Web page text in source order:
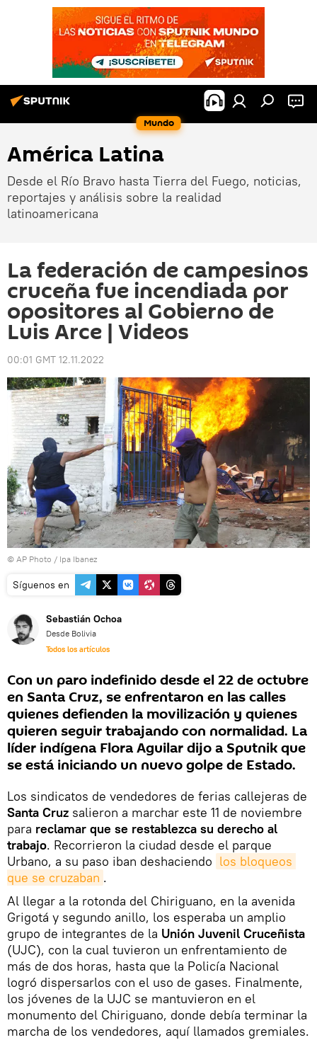
Mundo
América Latina
Desde el Río Bravo hasta Tierra del Fuego, noticias,
reportajes y análisis sobre la realidad
latinoamericana
La federación de campesinos
cruceña fue incendiada por
opositores al Gobierno de
Luis Arce | Videos
00:01 GMT 12.11.2022
© AP Photo / Ipa Ibanez
Síguenos en
Sebastián Ochoa
Desde Bolivia
Todos los artículos
Con un paro indefinido desde el 22 de octubre
en Santa Cruz, se enfrentaron en las calles
quienes defienden la movilización y quienes
quieren seguir trabajando con normalidad. La
líder indígena Flora Aguilar dijo a Sputnik que
se está iniciando un nuevo golpe de Estado.
Los sindicatos de vendedores de ferias callejeras de
Santa Cruz salieron a marchar este 11 de noviembre
para reclamar que se restablezca su derecho al
trabajo. Recorrieron la ciudad desde el parque
Urbano, a su paso iban deshaciendo los bloqueos
que se cruzaban .
Al llegar a la rotonda del Chiriguano, en la avenida
Grigotá y segundo anillo, los esperaba un amplio
grupo de integrantes de la Unión Juvenil Cruceñista
(UJC), con la cual tuvieron un enfrentamiento de
más de dos horas, hasta que la Policía Nacional
logró dispersarlos con el uso de gases. Finalmente,
los jóvenes de la UJC se mantuvieron en el
monumento del Chiriguano, donde debía terminar la
marcha de los vendedores, aquí llamados gremiales.